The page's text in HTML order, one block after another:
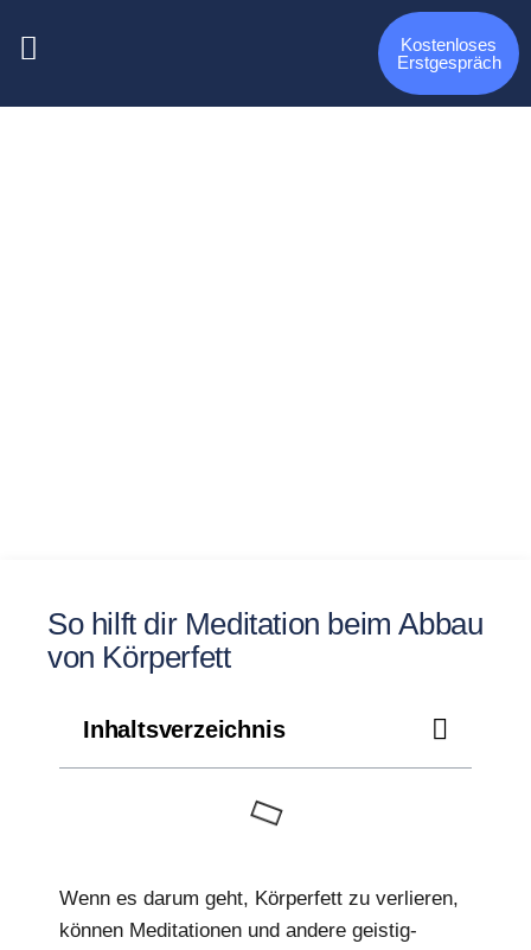
Kostenloses
Erstgespräch
So hilft dir Meditation beim Abbau
von Körperfett
Inhaltsverzeichnis
Wenn es darum geht, Körperfett zu verlieren,
können Meditationen und andere geistig-